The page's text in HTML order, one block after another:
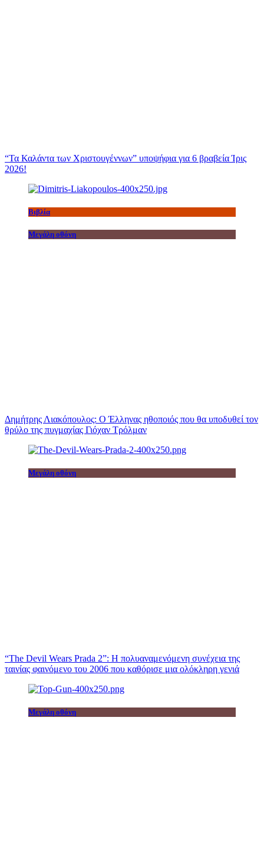
“Τα Καλάντα των Χριστουγέννων” υποψήφια για 6 βραβεία Ίρις
2026!
Βιβλία
Μεγάλη οθόνη
Δημήτρης Λιακόπουλος: Ο Έλληνας ηθοποιός που θα υποδυθεί τον
θρύλο της πυγμαχίας Γιόχαν Τρόλμαν
Μεγάλη οθόνη
“The Devil Wears Prada 2”: Η πολυαναμενόμενη συνέχεια της
ταινίας φαινόμενο του 2006 που καθόρισε μια ολόκληρη γενιά
Μεγάλη οθόνη